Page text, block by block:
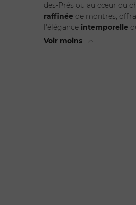
des-Prés ou au cœur du
raffinée de montres,
l'élégance intemporelle
Voir moins